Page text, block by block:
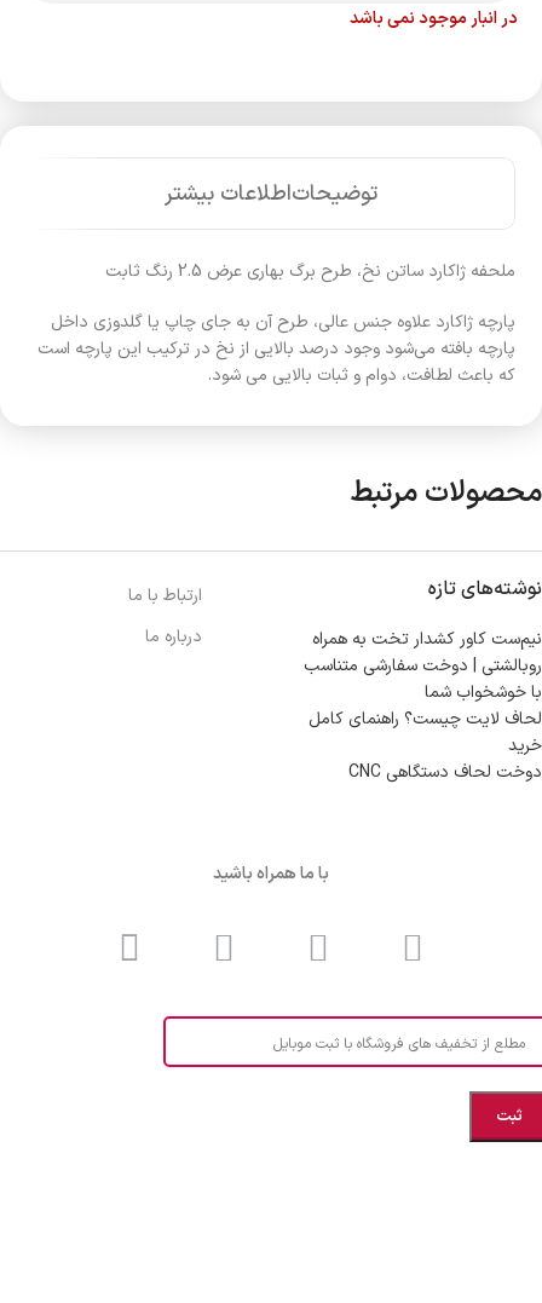
در انبار موجود نمی باشد
توضیحاتاطلاعات بیشتر
ملحفه ژاکارد ساتن نخ، طرح برگ بهاری عرض 2.5 رنگ ثابت
پارچه‌ ژاکارد علاوه جنس عالی، طرح آن به جای چاپ یا گلدوزی داخل
پارچه بافته می‌شود وجود درصد بالایی از نخ در ترکیب این پارچه است
که باعث لطافت، دوام و ثبات بالایی می شود.
محصولات مرتبط
نوشته‌های تازه
نیم‌ست کاور کشدار تخت به همراه
روبالشتی | دوخت سفارشی متناسب
با خوشخواب شما
لحاف لایت چیست؟ راهنمای کامل
خرید
دوخت لحاف دستگاهی CNC
ارتباط با ما
درباره ما
با ما همراه باشید
مطلع از تخفیف های فروشگاه با ثبت موبایل